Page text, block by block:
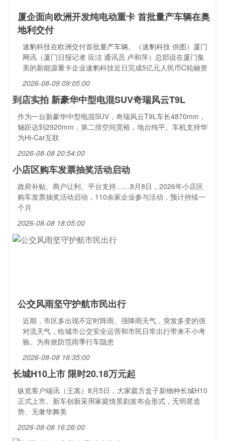
厦企面向欧洲开发纯电动重卡 首批量产车辆在奥
地利交付
速豹科技在欧洲交付首批量产车辆。（速豹科技 供图）厦门
网讯（厦门日报记者 应洁 通讯员 卢和萍）总部设在厦门集
美的新能源重卡企业速豹科技近日完成5亿元人民币C轮融资
2026-08-09 09:05:00
到店实拍 新豪华中型电混SUV奇瑞风云T9L
作为一台新豪华中型电混SUV，奇瑞风云T9L车长4870mm，
轴距达到2920mm，第二排空间宽裕，地台纯平。车机支持华
为Hi‑Car互联
2026-08-08 20:54:00
小店区购车发票抽奖活动启动
政府补贴、商户让利、平台支持……8月8日，2026年小店区
购车发票抽奖活动启动，110余家企业参与活动，预计持续一
个月
2026-08-08 18:05:00
公交风雨坚守护航市民出行
近期，市区多出现不定时阵雨、强降雨天气，突发多变的强
对流天气，给城市公交安全运营和市民日常出行带来不小考
验。为有效防范雨季行车隐患
2026-08-08 18:35:00
长城H10上市 限时20.18万元起
纵览客户端讯（王嵩）8月5日，大家庭方盒子新物种长城H10
正式上市。新车创新采用家庭情景剧发布会形式，无明星造
势、无奢华舞美
2026-08-08 16:26:00